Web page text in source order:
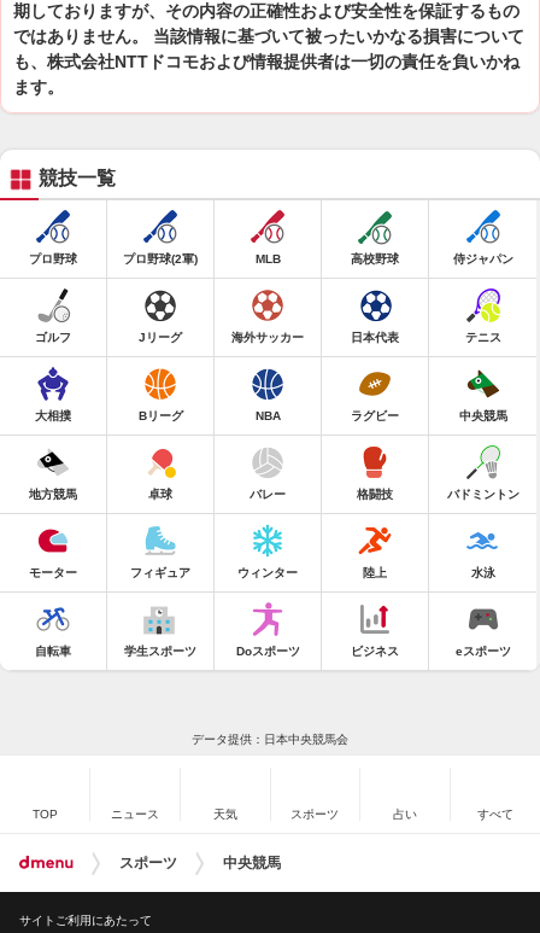
期しておりますが、その内容の正確性および安全性を保証するもの
ではありません。 当該情報に基づいて被ったいかなる損害について
も、株式会社NTTドコモおよび情報提供者は一切の責任を負いかね
ます。
競技一覧
プロ野球 プロ野球(2軍) MLB 高校野球 侍ジャパン
ゴルフ Jリーグ 海外サッカー 日本代表 テニス
大相撲 Bリーグ NBA ラグビー 中央競馬
地方競馬 卓球 バレー 格闘技 バドミントン
モーター フィギュア ウィンター 陸上 水泳
自転車 学生スポーツ Doスポーツ ビジネス eスポーツ
データ提供：日本中央競馬会
TOP ニュース 天気 スポーツ 占い すべて
スポーツ 中央競馬
サイトご利用にあたって